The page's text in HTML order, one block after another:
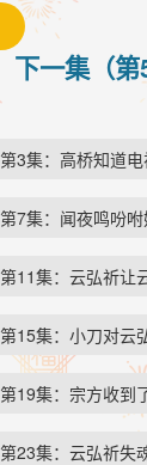
下一集（
第3集：高桥知道电
第7集：闻夜鸣吩咐
第11集：云弘祈让
第15集：小刀对云
第19集：宗方收到
第23集：云弘祈失